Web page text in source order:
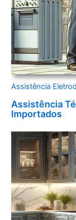
Assistência
Assistência
Importados